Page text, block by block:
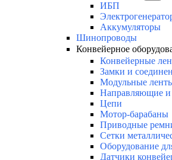
ИБП
Аккумуляторы
Шинопроводы
Конвейерное
Конвейерные
Замки и
Модульные
Направляющие и
Цепи
Мотор-барабаны
Приводные
Сетки
Оборудование
Датчики